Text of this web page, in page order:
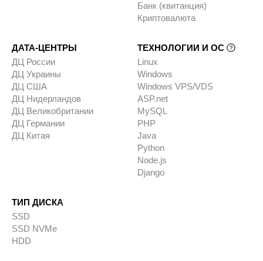
Банк (квитанция)
Криптовалюта
ДАТА-ЦЕНТРЫ
ДЦ России
ДЦ Украины
ДЦ США
ДЦ Нидерландов
ДЦ Великобритании
ДЦ Германии
ДЦ Китая
ТЕХНОЛОГИИ И ОС
Linux
Windows
Windows VPS/VDS
ASP.net
MySQL
PHP
Java
Python
Node.js
Django
ТИП ДИСКА
SSD
SSD NVMe
HDD